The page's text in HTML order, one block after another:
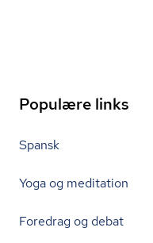
Populære links
Spansk
Yoga og meditation
Foredrag og debat